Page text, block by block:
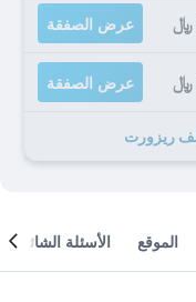
عرض الصفقة
عرض الصفقة
الموقع الأسئلة الشائعة